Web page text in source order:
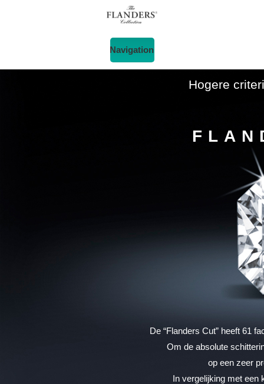
Navigation
Hogere
De “Flanders Cut” heeft 61
Om de absolute
op een zeer
In vergelijking met een